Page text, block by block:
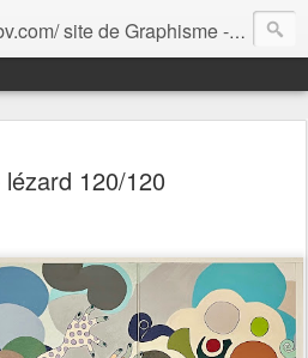
- Illustrations - Edition - Animations - Publicité
lézard 120/120